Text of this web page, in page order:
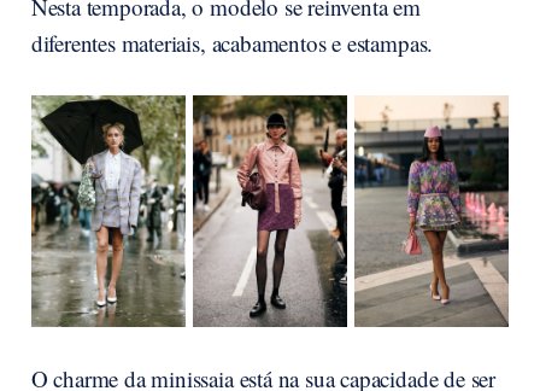
Nesta temporada, o modelo se reinventa em
diferentes materiais, acabamentos e estampas.
O charme da minissaia está na sua capacidade de ser